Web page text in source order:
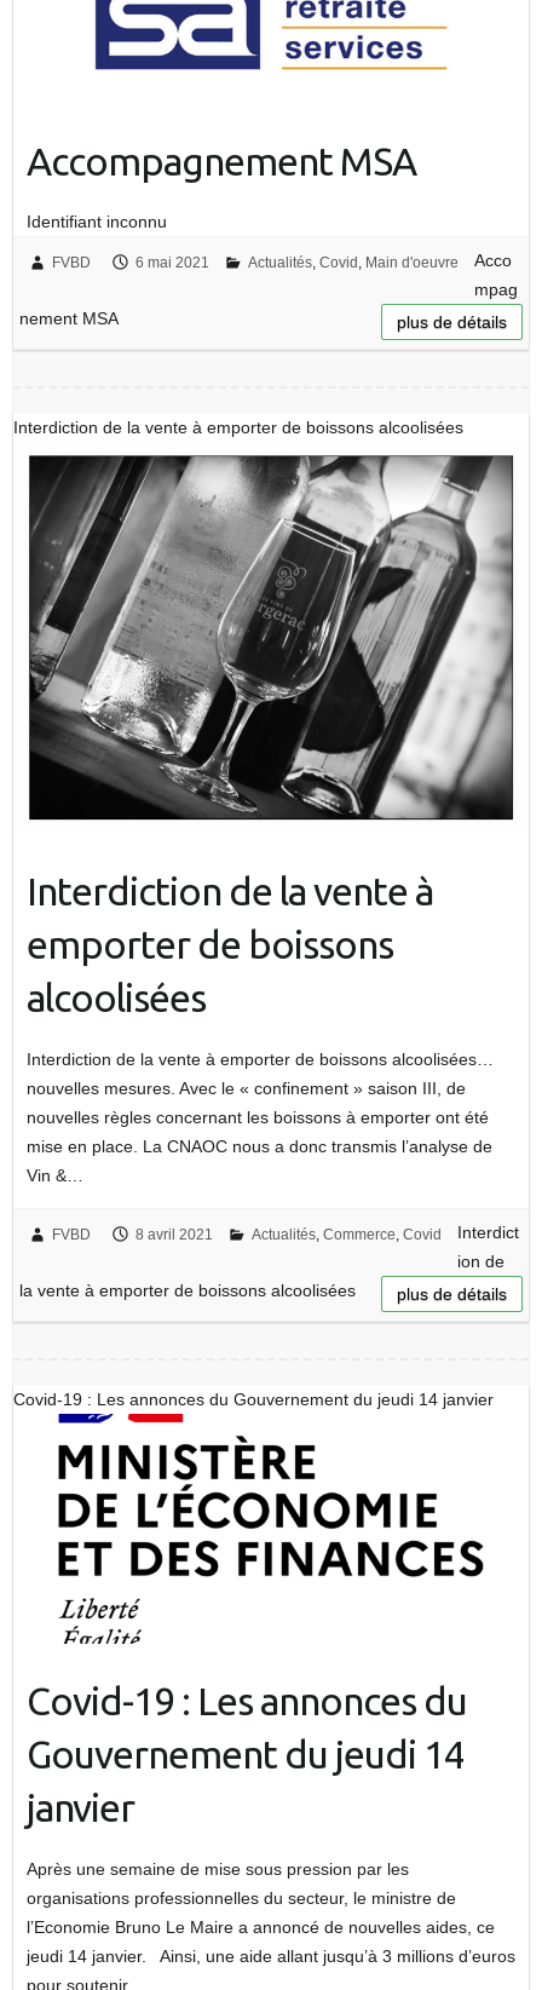
Accompagnement MSA
Identifiant inconnu
FVBD 6 mai 2021 Actualités, Covid , Main d'oeuvre
Acco
mpag
nement MSA
plus de détails
Interdiction de la vente à emporter de boissons alcoolisées
Interdiction de la vente à
emporter de boissons
alcoolisées
Interdiction de la vente à emporter de boissons alcoolisées…
nouvelles mesures. Avec le « confinement » saison III, de
nouvelles règles concernant les boissons à emporter ont été
mise en place. La CNAOC nous a donc transmis l’analyse de
Vin &…
FVBD 8 avril 2021 Actualités, Commerce Covid
Interdict
ion de
la vente à emporter de boissons alcoolisées
plus de détails
Covid-19 : Les annonces du Gouvernement du jeudi 14 janvier
Covid-19 : Les annonces du
Gouvernement du jeudi 14
janvier
Après une semaine de mise sous pression par les
organisations professionnelles du secteur, le ministre de
l’Economie Bruno Le Maire a annoncé de nouvelles aides, ce
jeudi 14 janvier. Ainsi, une aide allant jusqu’à 3 millions d’euros
pour soutenir…